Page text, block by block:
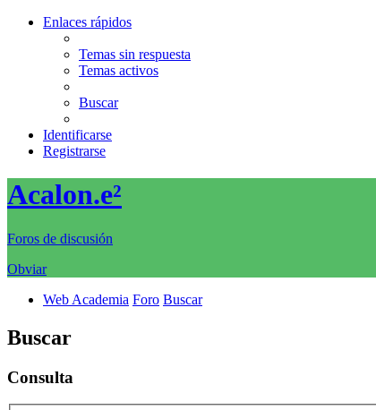
Enlaces rápidos
Temas sin respuesta
Temas activos
Buscar
Identificarse
Registrarse
Acalon.e²
Foros de discusión
Obviar
Web Academia Foro Buscar
Buscar
Consulta